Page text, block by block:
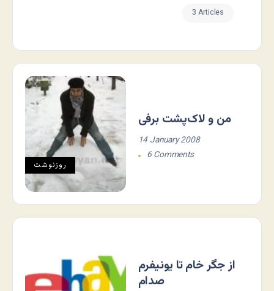
3 Articles
روزنوشت
من و لاک‌پشت برفی
14 January 2008
6 Comments
از جگر خام تا یونیفرم
صدام